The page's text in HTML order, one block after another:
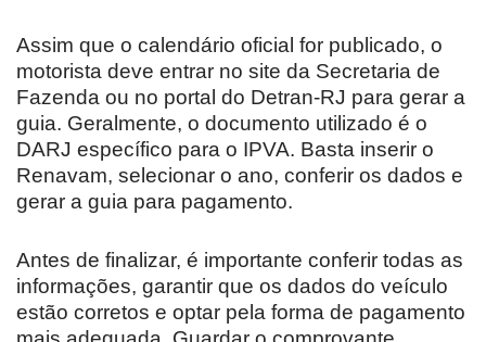
Assim que o calendário oficial for publicado, o
motorista deve entrar no site da Secretaria de
Fazenda ou no portal do Detran-RJ para gerar a
guia. Geralmente, o documento utilizado é o
DARJ específico para o IPVA. Basta inserir o
Renavam, selecionar o ano, conferir os dados e
gerar a guia para pagamento.
Antes de finalizar, é importante conferir todas as
informações, garantir que os dados do veículo
estão corretos e optar pela forma de pagamento